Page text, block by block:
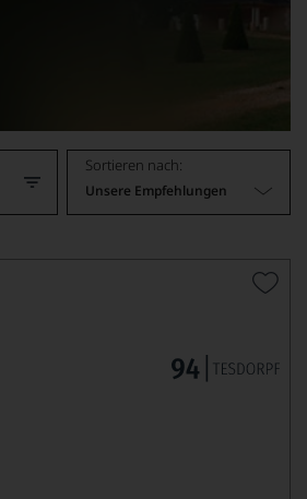
Sortieren nach:
Unsere Empfehlungen